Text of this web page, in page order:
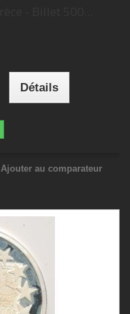
Détails
Ajouter au comparateur